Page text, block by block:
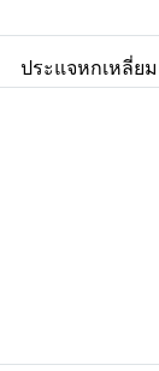
ประแจหกเหลี่ยม